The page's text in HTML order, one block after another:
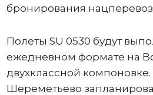
бронирования
Полеты SU 0530 будут
ежедневном формате на
двухклассной
Шереметьево